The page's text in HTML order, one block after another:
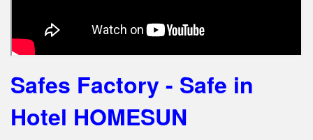
Safes Factory - Safe in
Hotel HOMESUN